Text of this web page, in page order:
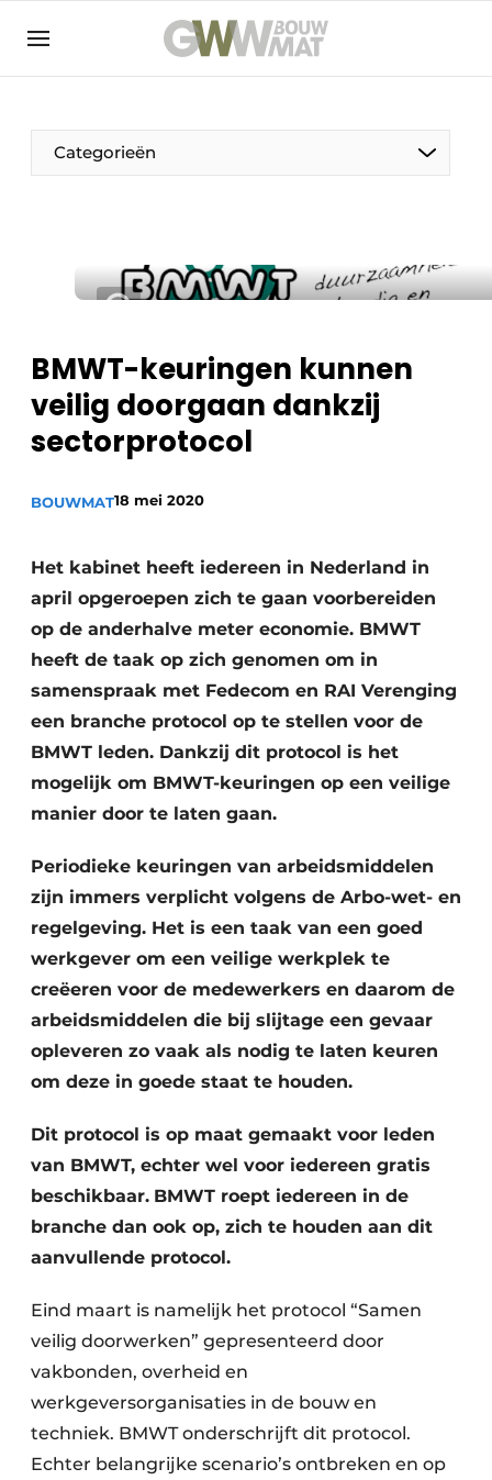
NL EN
Categorieën
Duurzaamheid & Innovatie
Fundering
Kopen/Huren/Leasen
Bouwtransport
Machines & Materieel
BMWT-keuringen kunnen
veilig doorgaan dankzij
sectorprotocol
BOUWMAT18 mei 2020
Het kabinet heeft iedereen in Nederland in
april opgeroepen zich te gaan voorbereiden
op de anderhalve meter economie. BMWT
heeft de taak op zich genomen om in
samenspraak met Fedecom en RAI Verenging
een branche protocol op te stellen voor de
BMWT leden. Dankzij dit protocol is het
mogelijk om BMWT-keuringen op een veilige
manier door te laten gaan.
Periodieke keuringen van arbeidsmiddelen
zijn immers verplicht volgens de Arbo-wet- en
regelgeving. Het is een taak van een goed
werkgever om een veilige werkplek te
creëeren voor de medewerkers en daarom de
arbeidsmiddelen die bij slijtage een gevaar
opleveren zo vaak als nodig te laten keuren
om deze in goede staat te houden.
Dit protocol is op maat gemaakt voor leden
van BMWT, echter wel voor iedereen gratis
beschikbaar. BMWT roept iedereen in de
branche dan ook op, zich te houden aan dit
aanvullende protocol.
Eind maart is namelijk het protocol “Samen
veilig doorwerken” gepresenteerd door
vakbonden, overheid en
werkgeversorganisaties in de bouw en
techniek. BMWT onderschrijft dit protocol.
Echter belangrijke scenario’s ontbreken en op